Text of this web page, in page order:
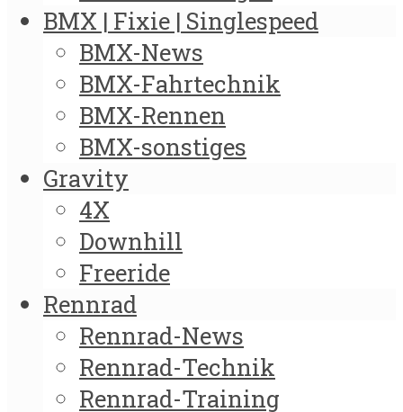
BMX | Fixie | Singlespeed
BMX-News
BMX-Fahrtechnik
BMX-Rennen
BMX-sonstiges
Gravity
4X
Downhill
Freeride
Rennrad
Rennrad-News
Rennrad-Technik
Rennrad-Training